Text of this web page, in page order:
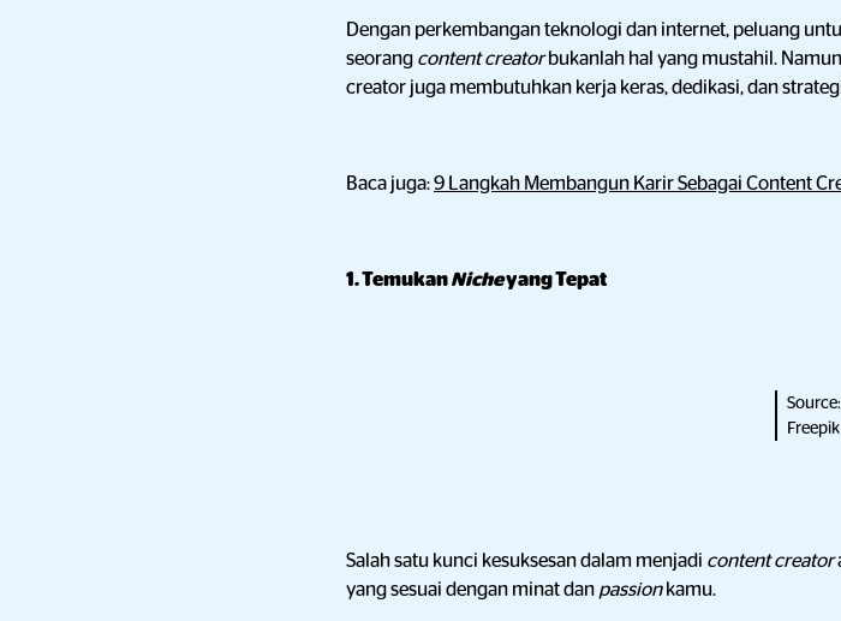
Dengan perkembangan teknologi dan internet, peluang
seorang content creatorbukanlah hal yang mustahil.
creator juga membutuhkan kerja keras, dedikasi, dan
Baca juga:9 Langkah Membangun Karir Sebagai Content
1. TemukanNicheyang Tepat
Source:
Freepik
Salah satu kunci kesuksesan dalam menjadi content creator
yang sesuai dengan minat dan passion kamu.